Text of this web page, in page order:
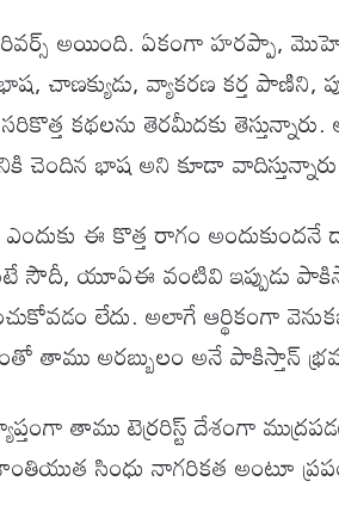
రివర్స్ అయింది. ఏకంగా హరప్పా,
చాణక్యుడు, వ్యాకరణ కర్త పాణిని,
కథలను తెరమీదకు
చెందిన భాష అని కూడా
ఎందుకు ఈ కొత్త రాగం
సౌదీ, యూఏఈ వంటివి ఇప్పుడు
లేదు. అలాగే ఆర్థికంగా
తాము అరబ్బులం అనే పాకిస్తాన్
తాము టెర్రరిస్ట్ దేశంగా
సింధు నాగరికత అంటూ